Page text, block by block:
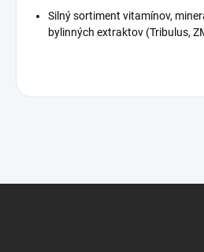
Silný sortiment vitamínov,
bylinných extraktov (Tribulus,